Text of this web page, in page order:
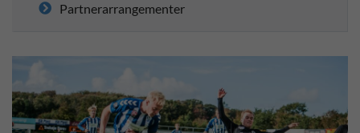
Partnerarrangementer